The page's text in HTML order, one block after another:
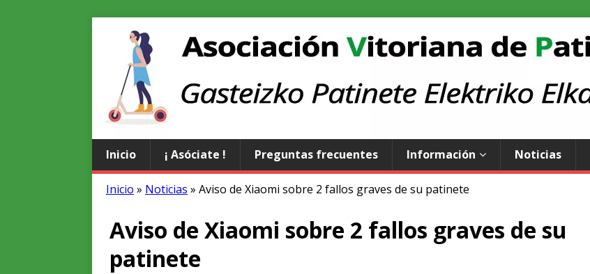
Inicio ¡ Asóciate ! Preguntas frecuentes Información Noticias
Inicio » Noticias » Aviso de Xiaomi sobre 2 fallos graves de su patinete
Aviso de Xiaomi sobre 2 fallos graves de su
patinete